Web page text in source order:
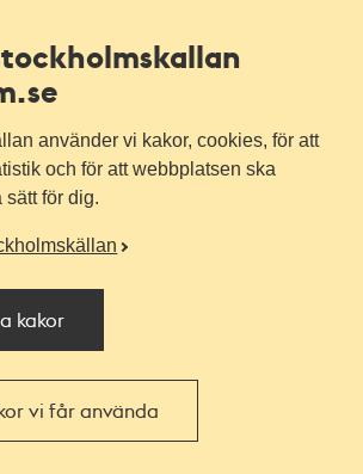
använder vi kakor, cookies, för att
och för att webbplatsen ska
sätt för dig.
kakor
vi får använda